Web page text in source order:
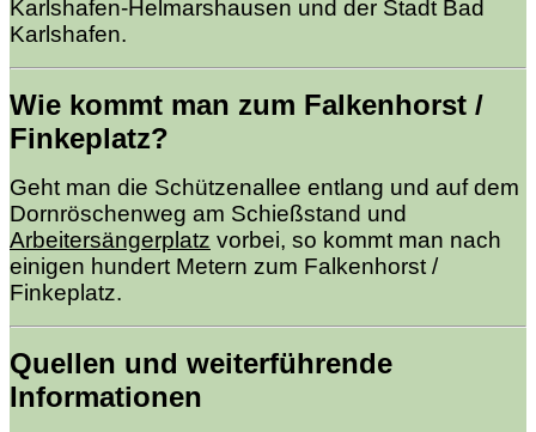
Karlshafen-Helmarshausen und der Stadt Bad
Karlshafen.
Wie kommt man zum Falkenhorst /
Finkeplatz?
Geht man die Schützenallee entlang und auf dem
Dornröschenweg am Schießstand und
Arbeitersängerplatz vorbei, so kommt man nach
einigen hundert Metern zum Falkenhorst /
Finkeplatz.
Quellen und weiterführende
Informationen